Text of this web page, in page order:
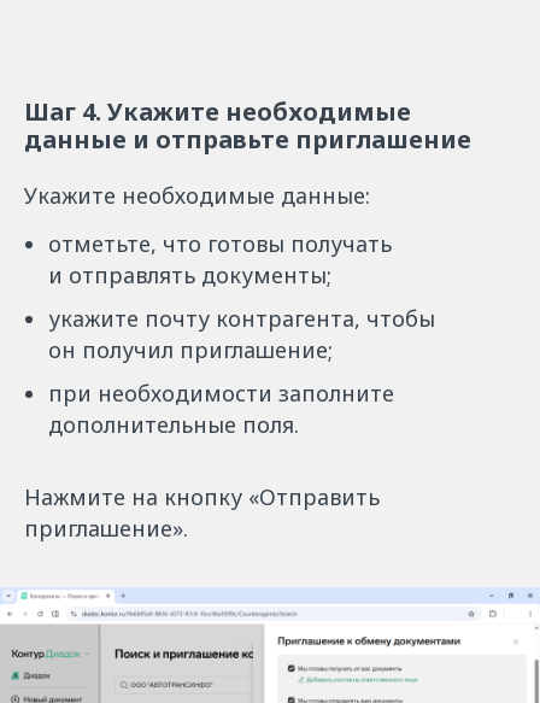
Шаг 4. Укажите необходимые
данные и отправьте приглашение
Укажите необходимые данные:
отметьте, что готовы получать
и отправлять документы;
укажите почту контрагента, чтобы
он получил приглашение;
при необходимости заполните
дополнительные поля.
Нажмите на кнопку «Отправить
приглашение».